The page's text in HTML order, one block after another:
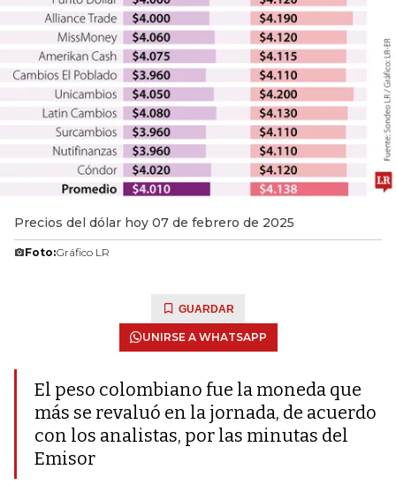
Precios del dólar hoy 07 de febrero de 2025
Foto:Gráfico LR
GUARDAR
UNIRSE A WHATSAPP
El peso colombiano fue la moneda que
más se revaluó en la jornada, de acuerdo
con los analistas, por las minutas del
Emisor